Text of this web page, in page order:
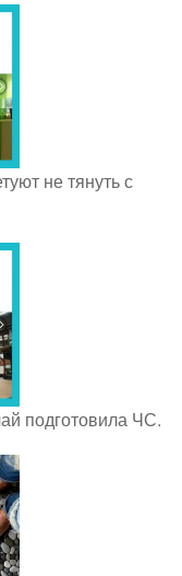
не тянуть с
подготовила ЧС.